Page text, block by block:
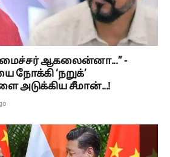
ஆகலைன்னா...” -
நோக்கி ‘நறுக்’
அடுக்கிய சீமான்...!